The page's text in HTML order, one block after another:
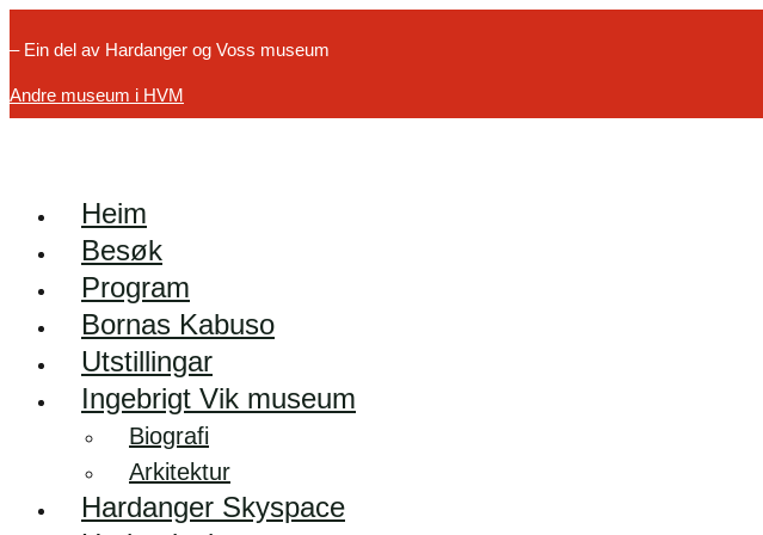
– Ein del av Hardanger og Voss museum
Andre museum i HVM
Heim
Besøk
Program
Bornas Kabuso
Utstillingar
Ingebrigt Vik museum
Biografi
Arkitektur
Hardanger Skyspace